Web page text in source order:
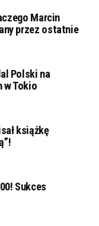
Marcin
przez ostatnie
Polski na
w Tokio
książkę
Sukces